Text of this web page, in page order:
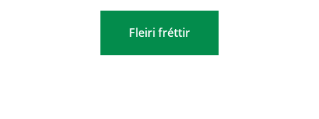
Fleiri fréttir